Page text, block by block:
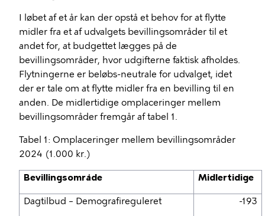
I løbet af et år kan der opstå et behov for at flytte
midler fra et af udvalgets bevillingsområder til et
andet for, at budgettet lægges på de
bevillingsområder, hvor udgifterne faktisk afholdes.
Flytningerne er beløbs-neutrale for udvalget, idet
der er tale om at flytte midler fra en bevilling til en
anden. De midlertidige omplaceringer mellem
bevillingsområder fremgår af tabel 1.
Tabel 1: Omplaceringer mellem bevillingsområder
2024 (1.000 kr.)
Bevillingsområde Midlertidige
Dagtilbud – Demografireguleret -193